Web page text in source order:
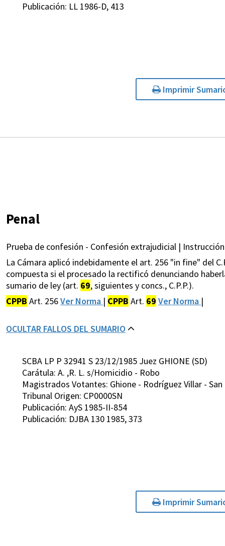
Publicación: LL 1986-D, 413
Imprimir
Penal
Prueba de confesión - Confesión extrajudicial |
La Cámara aplicó indebidamente el art. 256 "in fine" del
compuesta si el procesado la rectificó denunciando
sumario de ley (art. 69, siguientes y concs., C.P.P.).
CPPB Art. 256Ver Norma | CPPB Art. 69 Ver Norma |
OCULTAR FALLOS DEL SUMARIO
SCBA LP P 32941 S 23/12/1985 Juez GHIONE (SD)
Carátula: A. ,R. L. s/Homicidio - Robo
Magistrados Votantes: Ghione - Rodríguez Villar -
Tribunal Origen: CP0000SN
Publicación: AyS 1985-II-854
Publicación: DJBA 130 1985, 373
Imprimir